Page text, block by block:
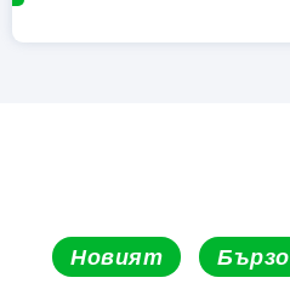
Новият Бързо